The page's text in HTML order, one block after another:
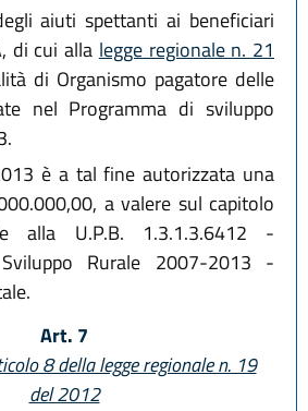
aiuti spettanti ai beneficiari
di cui alla legge regionale n. 21
di Organismo pagatore delle
nel Programma di sviluppo
è a tal fine autorizzata una
a valere sul capitolo
alla U.P.B. 1.3.1.3.6412 -
Rurale 2007-2013 -
Art. 7
8 della legge regionale n. 19
del 2012